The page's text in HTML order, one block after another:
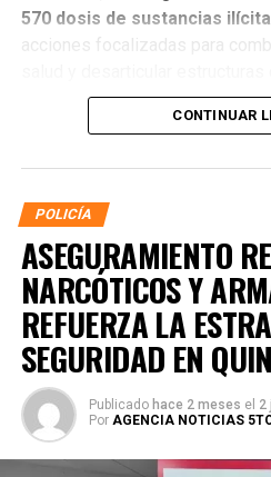
570 dosis de sustancias
acciones focalizadas para
distintos municipios.
CONTINUAR
POLICÍA
ASEGURAMIENTO
NARCÓTICOS Y
REFUERZA LA
SEGURIDAD EN
Publicado hace 2 meses el 2
Por AGENCIA NOTICIAS